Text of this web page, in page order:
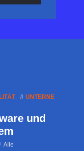
UNTERNE
und
Alle